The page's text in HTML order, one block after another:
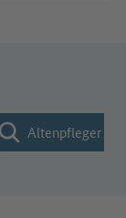
Altenpfleger